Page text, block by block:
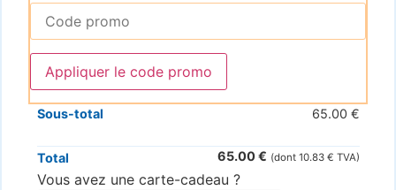
Appliquer le code promo
Sous-total 65.00 €
Total 65.00€ (dont 10.83 € TVA)
Vous avez une carte-cadeau ?